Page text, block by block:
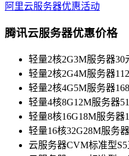
阿里云服务器优惠活动
腾讯云服务器优惠价格
轻量2核2G3M服务器30
轻量2核2G4M服务器
轻量2核4G5M服务器
轻量4核8G12M服务器
轻量8核16G18M服务器
轻量16核32G28M服务
云服务器CVM标准型